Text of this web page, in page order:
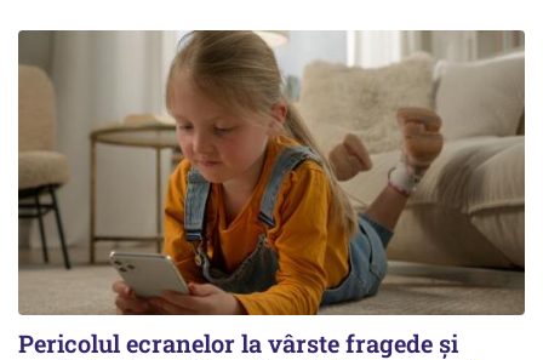
Pericolul ecranelor la vârste fragede și